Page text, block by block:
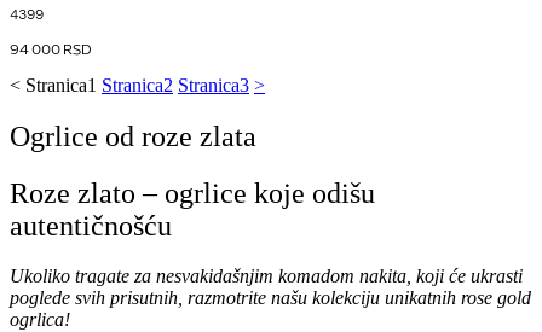
4399
94 000RSD
< Stranica1 Stranica2 Stranica3 >
Ogrlice od roze zlata
Roze zlato – ogrlice koje odišu
autentičnošću
Ukoliko tragate za nesvakidašnjim komadom nakita, koji će ukrasti
poglede svih prisutnih, razmotrite našu kolekciju unikatnih rose gold
ogrlica!